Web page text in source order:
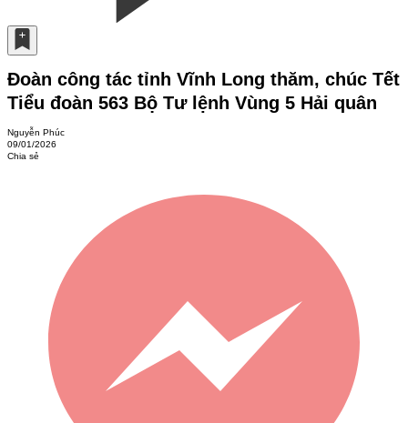
Đoàn công tác tỉnh Vĩnh Long thăm, chúc Tết
Tiểu đoàn 563 Bộ Tư lệnh Vùng 5 Hải quân
Nguyễn Phúc
09/01/2026
Chia sẻ